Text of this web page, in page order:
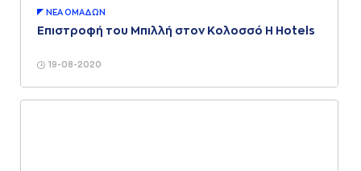
19-08-2020
ΝΕA ΟΜAΔΩΝ
Επιστροφή του Μπιλλή στον Κολοσσό H Hotels